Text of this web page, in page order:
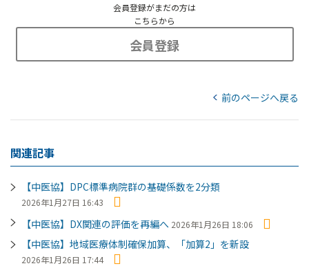
会員登録がまだの方は
こちらから
会員登録
前のページへ戻る
関連記事
【中医協】DPC標準病院群の基礎係数を2分類
2026年1月27日 16:43
【中医協】DX関連の評価を再編へ 2026年1月26日 18:06
【中医協】地域医療体制確保加算、「加算2」を新設
2026年1月26日 17:44